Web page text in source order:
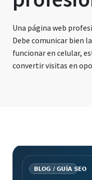
Una página web
Debe comunicar bien
funcionar en celular,
convertir visitas en